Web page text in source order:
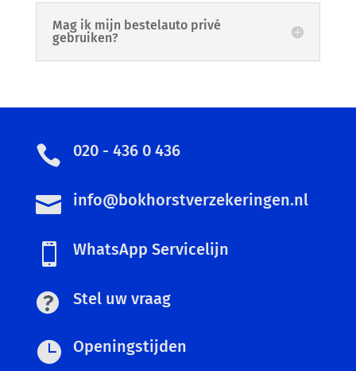
Mag ik mijn bestelauto privé
gebruiken?
 020 - 436 0 436
 info@bokhorstverzekeringen.nl
 WhatsApp Servicelijn
Stel uw vraag
 Openingstijden